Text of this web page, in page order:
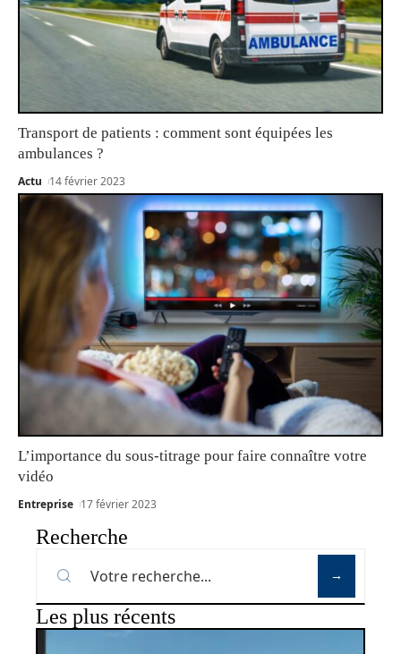
Transport de patients : comment sont équipées les
ambulances ?
Actu 14 février 2023
L’importance du sous-titrage pour faire connaître votre
vidéo
Entreprise 17 février 2023
Recherche
Les plus récents